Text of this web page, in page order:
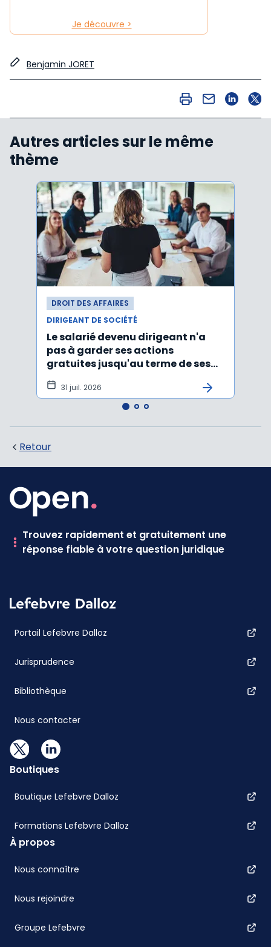
Je découvre >
Benjamin JORET
Autres articles sur le même
thème
DROIT DES AFFAIRES
DIRIGEANT DE SOCIÉTÉ
Le salarié devenu dirigeant n'a
pas à garder ses actions
gratuites jusqu'au terme de ses
fonctions
31 juil. 2026
Retour
Trouvez rapidement et gratuitement une
réponse fiable à votre question juridique
Portail Lefebvre Dalloz
Jurisprudence
Bibliothèque
Nous contacter
Boutiques
Boutique Lefebvre Dalloz
Formations Lefebvre Dalloz
À propos
Nous connaître
Nous rejoindre
Groupe Lefebvre